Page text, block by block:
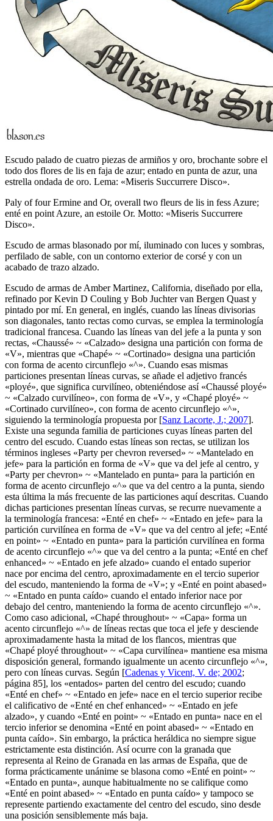
Escudo palado de cuatro piezas de armiños y oro, brochante sobre el
todo dos flores de lis en faja de azur; entado en punta de azur, una
estrella ondada de oro. Lema: «Miseris Succurrere Disco».
Paly of four Ermine and Or, overall two fleurs de lis in fess Azure;
enté en point Azure, an estoile Or. Motto: «Miseris Succurrere
Disco».
Escudo de armas blasonado por mí, iluminado con luces y sombras,
perfilado de sable, con un contorno exterior de corsé y con un
acabado de trazo alzado.
Escudo de armas de Amber Martinez, California, diseñado por ella,
refinado por Kevin D Couling y Bob Juchter van Bergen Quast y
pintado por mí. En general, en inglés, cuando las líneas divisorias
son diagonales, tanto rectas como curvas, se emplea la terminología
tradicional francesa. Cuando las líneas van del jefe a la punta y son
rectas, «Chaussé» ~ «Calzado» designa una partición con forma de
«V», mientras que «Chapé» ~ «Cortinado» designa una partición
con forma de acento circunflejo «^». Cuando esas mismas
particiones presentan líneas curvas, se añade el adjetivo francés
«ployé», que significa curvilíneo, obteniéndose así «Chaussé ployé»
~ «Calzado curvilíneo», con forma de «V», y «Chapé ployé» ~
«Cortinado curvilíneo», con forma de acento circunflejo «^»,
siguiendo la terminología propuesta por [Sanz Lacorte, J.; 2007].
Existe una segunda familia de particiones cuyas líneas parten del
centro del escudo. Cuando estas líneas son rectas, se utilizan los
términos ingleses «Party per chevron reversed» ~ «Mantelado en
jefe» para la partición en forma de «V» que va del jefe al centro, y
«Party per chevron» ~ «Mantelado en punta» para la partición en
forma de acento circunflejo «^» que va del centro a la punta, siendo
esta última la más frecuente de las particiones aquí descritas. Cuando
dichas particiones presentan líneas curvas, se recurre nuevamente a
la terminología francesa: «Enté en chef» ~ «Entado en jefe» para la
partición curvilínea en forma de «V» que va del centro al jefe; «Enté
en point» ~ «Entado en punta» para la partición curvilínea en forma
de acento circunflejo «^» que va del centro a la punta; «Enté en chef
enhanced» ~ «Entado en jefe alzado» cuando el entado superior
nace por encima del centro, aproximadamente en el tercio superior
del escudo, manteniendo la forma de «V»; y «Enté en point abased»
~ «Entado en punta caído» cuando el entado inferior nace por
debajo del centro, manteniendo la forma de acento circunflejo «^».
Como caso adicional, «Chapé throughout» ~ «Capa» forma un
acento circunflejo «^» de líneas rectas que toca el jefe y desciende
aproximadamente hasta la mitad de los flancos, mientras que
«Chapé ployé throughout» ~ «Capa curvilínea» mantiene esa misma
disposición general, formando igualmente un acento circunflejo «^»,
pero con líneas curvas. Según [Cadenas y Vicent, V. de; 2002;
página 85], los «entados» parten del centro del escudo; cuando
«Enté en chef» ~ «Entado en jefe» nace en el tercio superior recibe
el calificativo de «Enté en chef enhanced» ~ «Entado en jefe
alzado», y cuando «Enté en point» ~ «Entado en punta» nace en el
tercio inferior se denomina «Enté en point abased» ~ «Entado en
punta caído». Sin embargo, la práctica heráldica no siempre sigue
estrictamente esta distinción. Así ocurre con la granada que
representa al Reino de Granada en las armas de España, que de
forma prácticamente unánime se blasona como «Enté en point» ~
«Entado en punta», aunque habitualmente no se califique como
«Enté en point abased» ~ «Entado en punta caído» y tampoco se
represente partiendo exactamente del centro del escudo, sino desde
una posición sensiblemente más baja.